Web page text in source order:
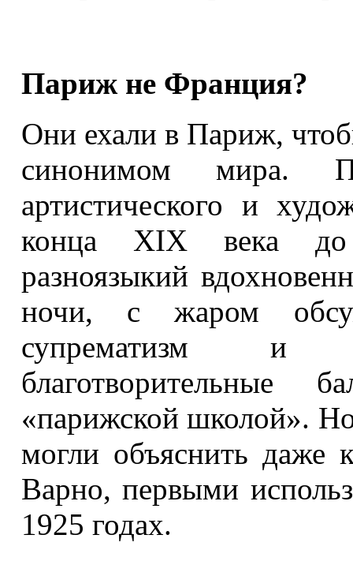
Париж не Франция?
Они ехали в Париж,
синонимом мира.
артистического и
конца XIX века до
разноязыкий
ночи, с жаром
супрематизм и
«парижской школой».
могли объяснить
Варно, первыми
1925 годах.